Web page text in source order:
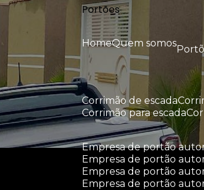
Home Quem somos
corrimão de escada
corrimão para escada
empresa de portão
empresa de portão
empresa de portão
empresa de portão